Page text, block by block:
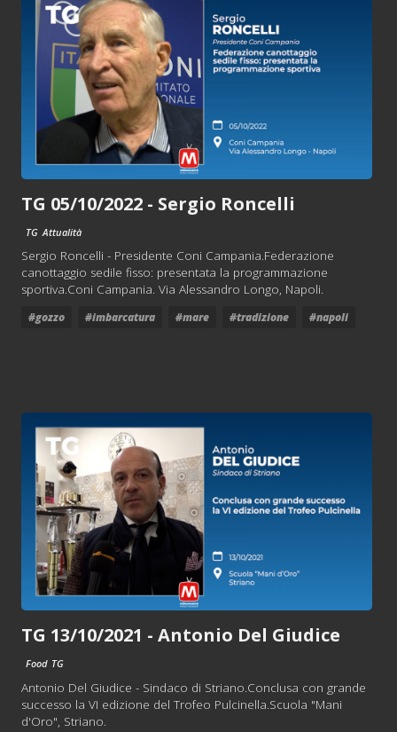
TG 05/10/2022 - Sergio Roncelli
TG Attualità
Sergio Roncelli - Presidente Coni Campania.Federazione
canottaggio sedile fisso: presentata la programmazione
sportiva.Coni Campania. Via Alessandro Longo, Napoli.
#gozzo #imbarcatura #mare #tradizione #napoli
TG 13/10/2021 - Antonio Del Giudice
Food TG
Antonio Del Giudice - Sindaco di Striano.Conclusa con grande
successo la VI edizione del Trofeo Pulcinella.Scuola "Mani
d'Oro", Striano.